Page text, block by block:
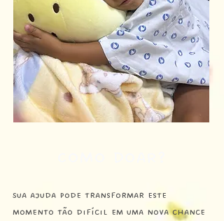
Sua ajuda pode transformar este
momento tão difícil em uma nova chance